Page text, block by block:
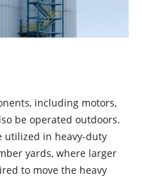
including motors,
be operated outdoors.
utilized in heavy-duty
yards, where larger
to move the heavy